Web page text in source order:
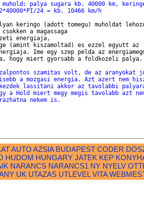
palya sugara kb. 40000 km,
24 = kb. 10466 km/h
keringo (adott tomegu) muholdat
a magassaga
energiaja,
(amint kiszamoltad) es ezzel egyutt az
Ime egy szep pelda az
hogy miert gyorsabb a foldkozeli palya.
szamitas volt, de az aranyokat
a mozgasi energia. Azt azert nem
lassitani akkor az tavolabbi
a Hold miert megy megis tavolabb azt
nekem is.
AUTO AZSIA BUDAPEST CODER
HUDOM HUNGARY JATEK KEP
NARANCS NARANCS1 NY NYELV
UK UTAZAS UTLEVEL VITA